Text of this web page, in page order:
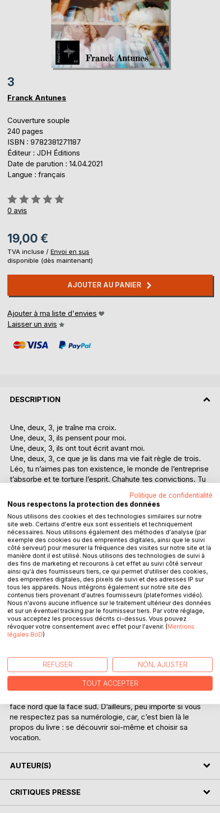
3
Franck Antunes
Couverture souple
240 pages
ISBN : 9782381271187
Éditeur : JDH Éditions
Date de parution : 14.04.2021
Langue : français
Évaluation:
0%
0 avis
19,00 €
TVA incluse / Envoi en sus
disponible (dès maintenant)
AJOUTER AU PANIER
Ajouter à ma liste d'envies
Laisser un avis
DESCRIPTION
Une, deux, 3, je traîne ma croix.
Une, deux, 3, ils pensent pour moi.
Une, deux, 3, ils ont tout écrit avant moi.
Une, deux, 3, ce que je lis dans ma vie fait règle de trois.
Léo, tu n’aimes pas ton existence, le monde de l’entreprise
t’absorbe et te torture l’esprit. Chahute tes convictions. Tu
rebelle et tu n’écoutes pas la musique, tu n’as pas envie de
t’asseoir et de garder une place dans le jeu.
Mais Léo, l’humanité elle-même est une entreprise…
Tu ne le comprends pas ?
Cela ne sert à rien de fuir.
Même si dans les livres tu trouves des réponses, avec ces
auteurs de génie, avec ces fins rapporteurs de l’esprit
humain, des temps et de nos sociétés.
Tu vénères leur langage, tu vénères la musique de leurs
mots qui répond à celle de ton âme.
Tu es un troubadour.
Mais, écriras-tu un jour ta propre musique, écriras-tu la
balades de Léo ?
Avec ce deuxième livre de sa trilogie, 3, D(i)eux, Une,
sublime la littérature des anciens, dans un vibrant hommage
contemporain. Vous retrouverez Cervantès, Kafka,
Hemingway et bien d’autres. La trilogie de ce remarquable
auteur de la collection Magnitudes est une montagne
face nord que la face sud. D’ailleurs, peu importe si vous
ne respectez pas sa numérologie, car, c’est bien là le
propos du livre : se découvrir soi-même et choisir sa
vocation.
AUTEUR(S)
CRITIQUES PRESSE
Politique de confidentialité
Nous respectons la protection des données
Nous utilisons des cookies et des technologies similaires sur notre
site web. Certains d'entre eux sont essentiels et techniquement
nécessaires. Nous utilisons également des méthodes d'analyse (par
exemple des cookies ou des empreintes digitales, ainsi que le suivi
côté serveur) pour mesurer la fréquence des visites sur notre site et la
manière dont il est utilisé. Nous utilisons des technologies de suivi à
des fins de marketing et recourons à cet effet au suivi côté serveur
ainsi qu'à des fournisseurs tiers, ce qui permet d'utiliser des cookies,
des empreintes digitales, des pixels de suivi et des adresses IP sur
tous les appareils. Nous intégrons également sur notre site des
contenus tiers provenant d'autres fournisseurs (plateformes vidéo).
Nous n'avons aucune influence sur le traitement ultérieur des données
et sur un éventuel tracking par le fournisseur tiers. Par votre réglage,
vous acceptez les processus décrits ci-dessus. Vous pouvez
révoquer votre consentement avec effet pour l'avenir. (Mentions
légales BoD)
REFUSER NON, AJUSTER
TOUT ACCEPTER